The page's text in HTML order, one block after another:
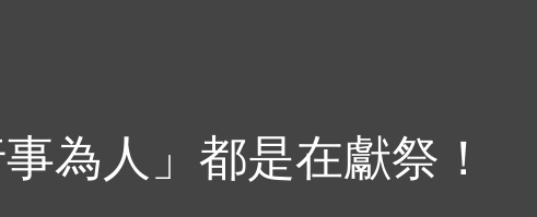
為人」都是在獻祭！